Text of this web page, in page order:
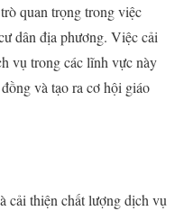
quan trọng trong việc
dân địa phương. Việc cải
vụ trong các lĩnh vực này
và tạo ra cơ hội giáo
cải thiện chất lượng dịch vụ